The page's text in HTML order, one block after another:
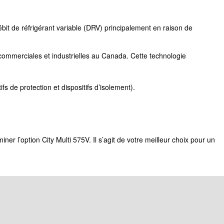
de réfrigérant variable (DRV) principalement en raison de
et industrielles au Canada. Cette technologie
de protection et dispositifs d’isolement).
l’option City Multi 575V. Il s’agit de votre meilleur choix pour un